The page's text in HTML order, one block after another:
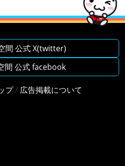
公式 X(twitter)
公式 facebook
プ/ 広告掲載について